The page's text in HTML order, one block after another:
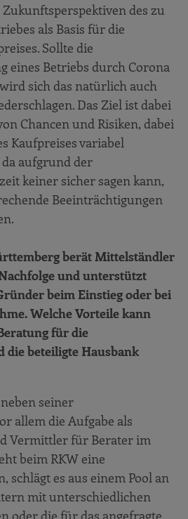
des zu
als Basis für die
Sollte die
eines Betriebs durch Corona
sich das natürlich auch
Das Ziel ist dabei
Chancen und Risiken, dabei
Kaufpreises variabel
aufgrund der
keiner sicher sagen kann,
Beeinträchtigungen
berät Mittelständler
und unterstützt
beim Einstieg oder bei
Welche Vorteile kann
für die
die beteiligte Hausbank
seiner
allem die Aufgabe als
Vermittler für Berater im
beim RKW eine
schlägt es aus einem Pool an
mit unterschiedlichen
oder die für das angefragte